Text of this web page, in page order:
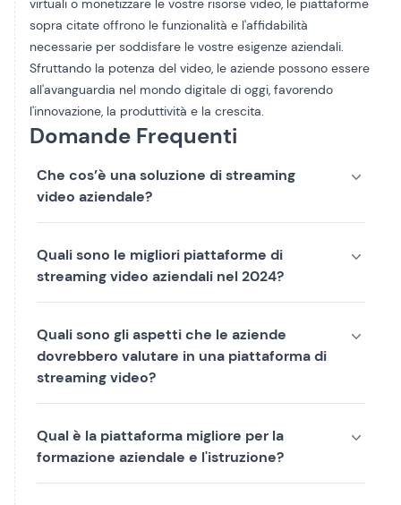
virtuali o monetizzare le vostre risorse video, le piattaforme
sopra citate offrono le funzionalità e l'affidabilità
necessarie per soddisfare le vostre esigenze aziendali.
Sfruttando la potenza del video, le aziende possono essere
all'avanguardia nel mondo digitale di oggi, favorendo
l'innovazione, la produttività e la crescita.
Domande Frequenti
Che cos’è una soluzione di streaming
video aziendale?
Quali sono le migliori piattaforme di
streaming video aziendali nel 2024?
Quali sono gli aspetti che le aziende
dovrebbero valutare in una piattaforma di
streaming video?
Qual è la piattaforma migliore per la
formazione aziendale e l'istruzione?